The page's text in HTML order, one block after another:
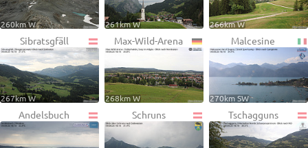
260km W 261km W 266km W
Sibratsgfäll
267km W
Max-Wild-Arena
268km W
Malcesine
270km SW
Andelsbuch Schruns Tschagguns